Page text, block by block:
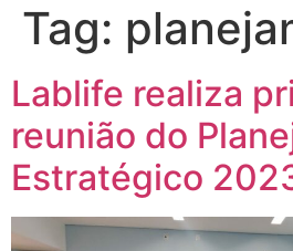
Tag:
Lablife realiza
reunião do
Estratégico